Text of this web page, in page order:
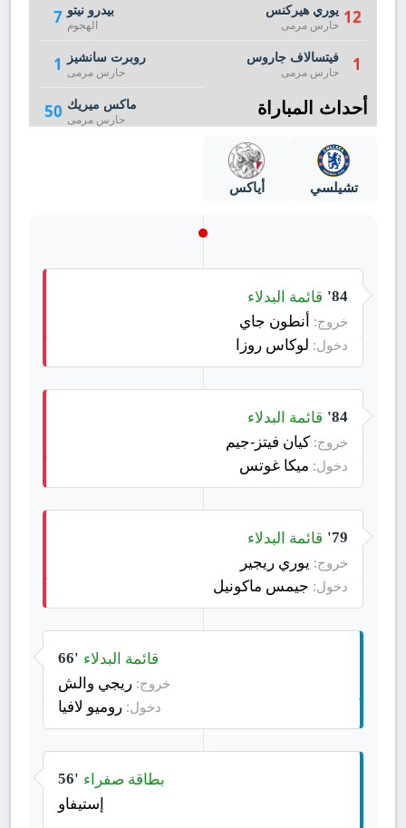
7 بيدرو نيتو
الهجوم
1 روبرت سانشيز
حارس مرمى
50 ماكس ميريك
حارس مرمى
12 يوري هيركنس
حارس مرمى
1 فيتسالاف جاروس
حارس مرمى
أحداث المباراة
تشيلسي أياكس
84' قائمة البدلاء
خروج: أنطون جاي
دخول: لوكاس روزا
84' قائمة البدلاء
خروج: كيان فيتز-جيم
دخول: ميكا غوتس
79' قائمة البدلاء
خروج: يوري ريجير
دخول: جيمس ماكونيل
66' قائمة البدلاء
خروج: ريجي والش
دخول: روميو لافيا
56' بطاقة صفراء
إستيفاو